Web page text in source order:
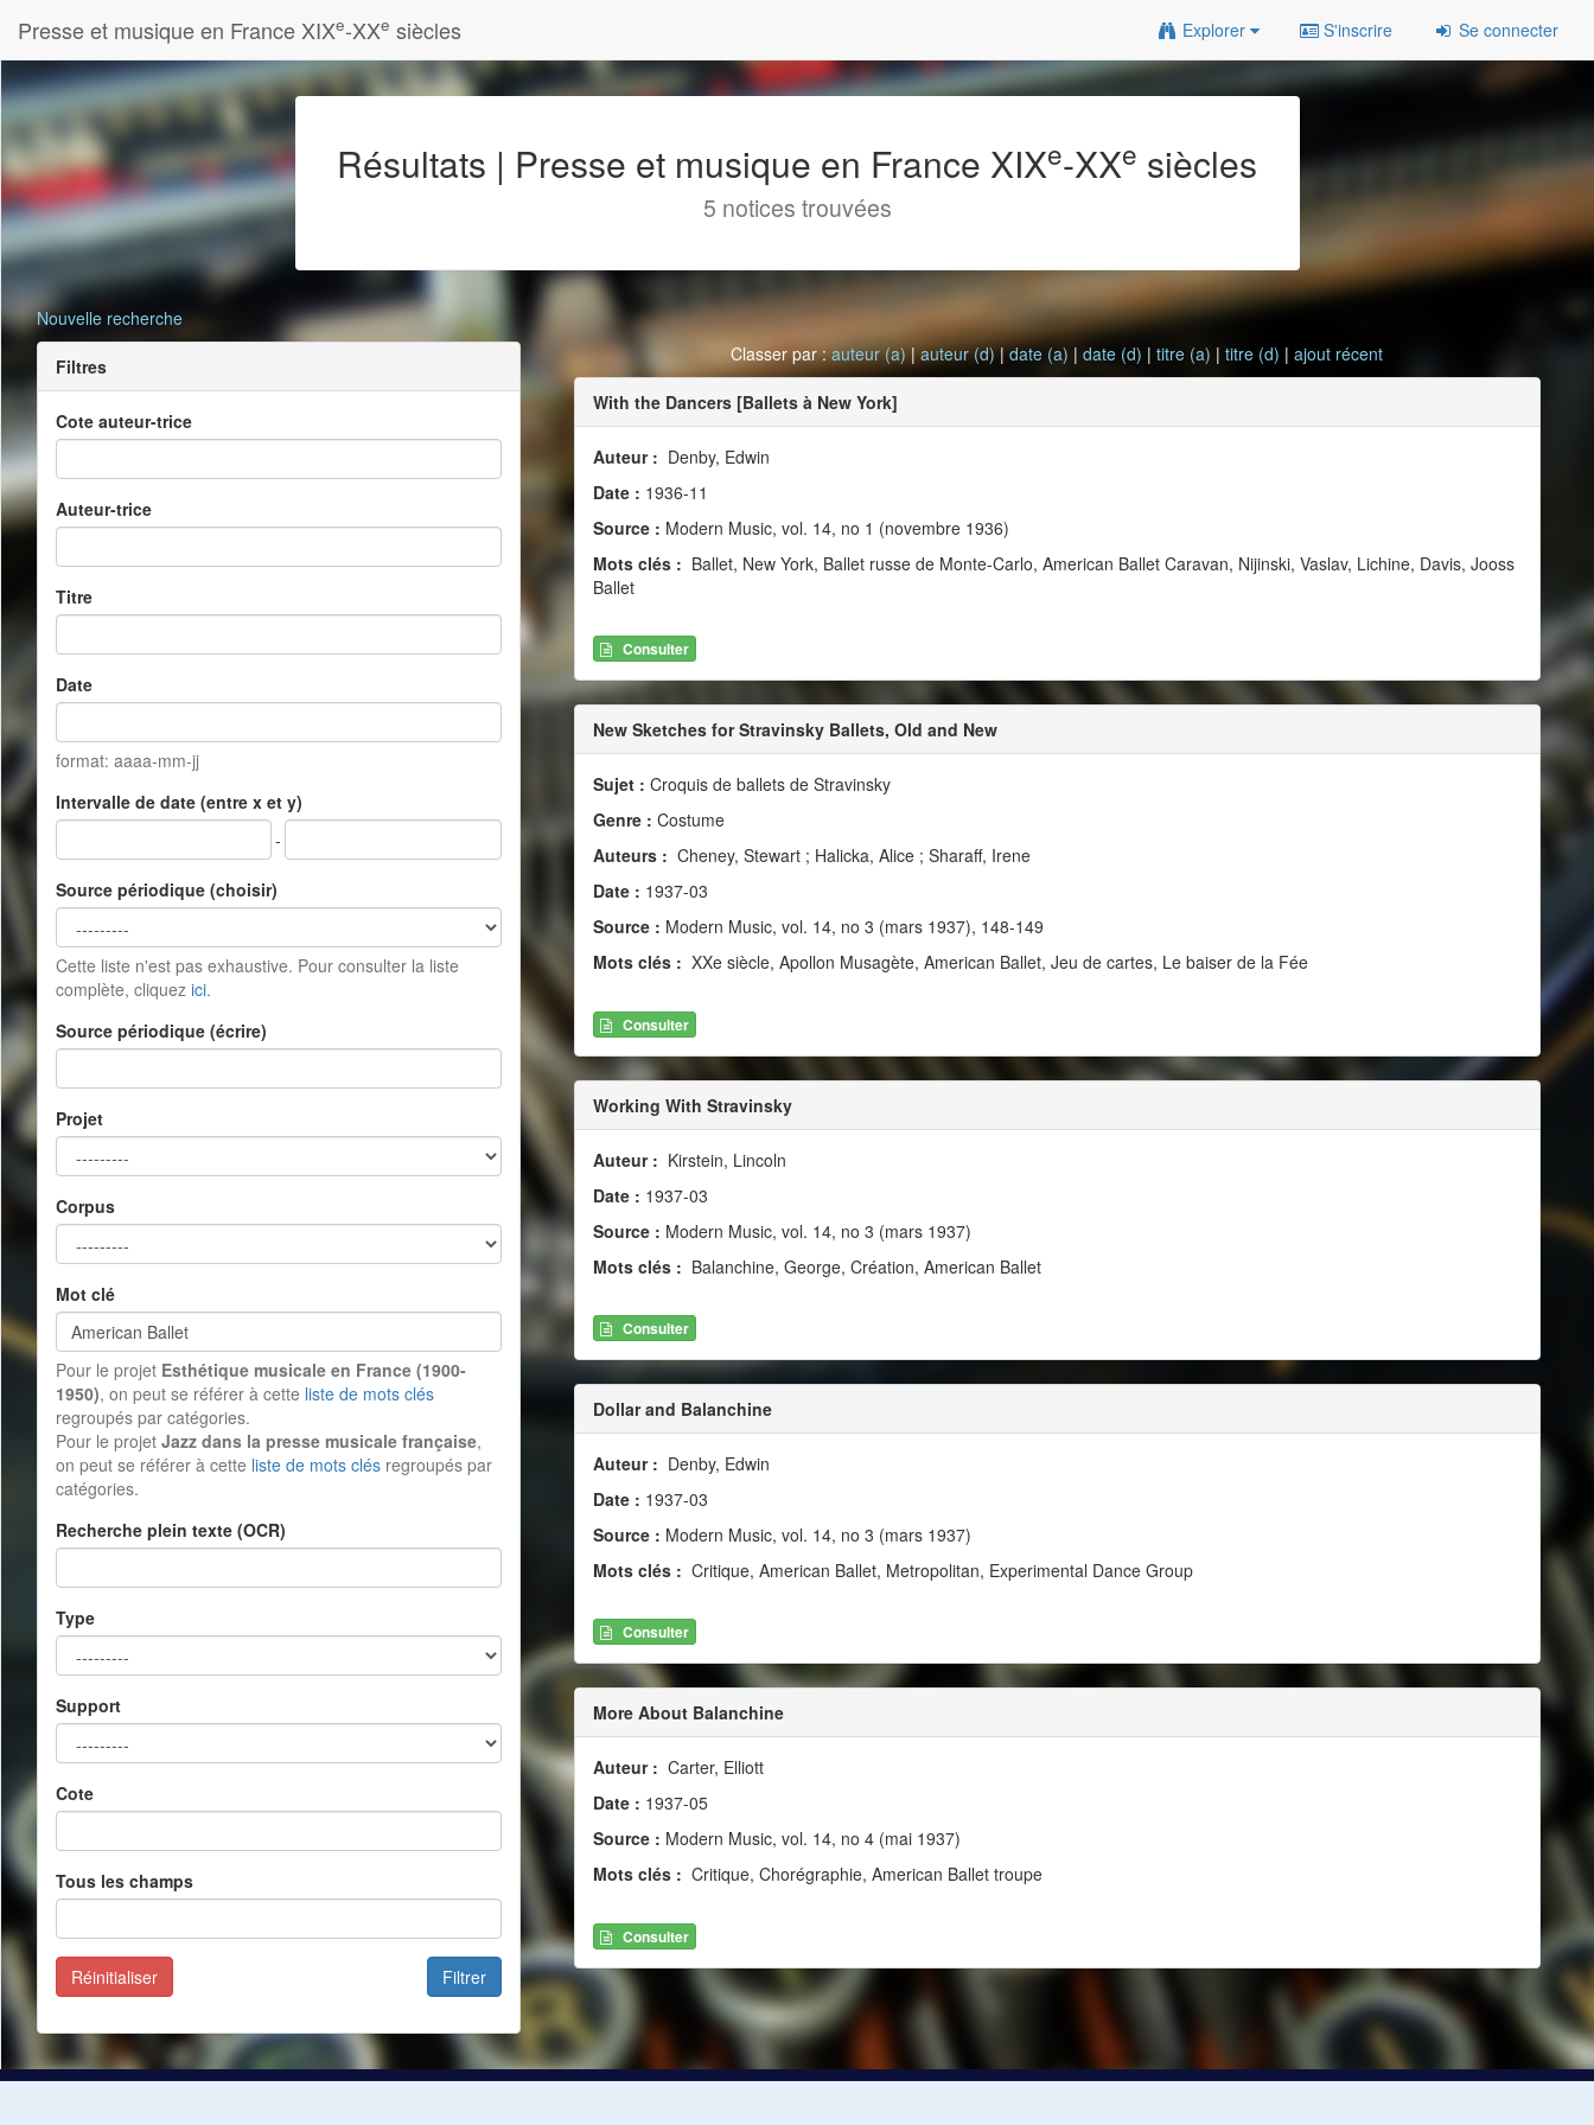
Presse et musique en France XIXe-XXe siècles Explorer S'inscrire Se connecter
Résultats | Presse et musique en France XIXe-XXe siècles
5 notices trouvées
Nouvelle recherche
Filtres
Cote auteur-trice
Auteur-trice
Titre
Date
format: aaaa-mm-jj
Intervalle de date (entre x et y)
-
Source périodique (choisir)
Cette liste n'est pas exhaustive. Pour consulter la liste
complète, cliquez ici.
Source périodique (écrire)
Projet
Corpus
Mot clé
Pour le projet Esthétique musicale en France (1900-
1950), on peut se référer à cette liste de mots clés
regroupés par catégories.
Pour le projet Jazz dans la presse musicale française,
on peut se référer à cette liste de mots clés regroupés par
catégories.
Recherche plein texte (OCR)
Type
Support
Cote
Tous les champs
Filtrer
Réinitialiser
Classer par :auteur (a)|auteur (d)|date (a) |date (d) |titre (a) |titre (d) |ajout récent
With the Dancers [Ballets à New York]
Auteur : Denby, Edwin
Date : 1936-11
Source : Modern Music, vol. 14, no 1 (novembre 1936)
Mots clés : Ballet, New York, Ballet russe de Monte-Carlo, American Ballet Caravan, Nijinski, Vaslav, Lichine, Davis, Jooss
Ballet
Consulter
New Sketches for Stravinsky Ballets, Old and New
Sujet : Croquis de ballets de Stravinsky
Genre : Costume
Auteurs : Cheney, Stewart ; Halicka, Alice ; Sharaff, Irene
Date : 1937-03
Source : Modern Music, vol. 14, no 3 (mars 1937), 148-149
Mots clés : XXe siècle, Apollon Musagète, American Ballet, Jeu de cartes, Le baiser de la Fée
Consulter
Working With Stravinsky
Auteur : Kirstein, Lincoln
Date : 1937-03
Source : Modern Music, vol. 14, no 3 (mars 1937)
Mots clés : Balanchine, George, Création, American Ballet
Consulter
Dollar and Balanchine
Auteur : Denby, Edwin
Date : 1937-03
Source : Modern Music, vol. 14, no 3 (mars 1937)
Mots clés : Critique, American Ballet, Metropolitan, Experimental Dance Group
Consulter
More About Balanchine
Auteur : Carter, Elliott
Date : 1937-05
Source : Modern Music, vol. 14, no 4 (mai 1937)
Mots clés : Critique, Chorégraphie, American Ballet troupe
Consulter